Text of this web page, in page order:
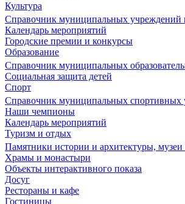
Культура
Справочник муниципальных учреждений
Календарь мероприятий
Городские премии и конкурсы
Образование
Справочник муниципальных
Социальная защита детей
Спорт
Справочник муниципальных спортивных
Наши чемпионы
Календарь мероприятий
Туризм и отдых
Памятники истории и архитектуры, музеи
Храмы и монастыри
Объекты интерактивного показа
Досуг
Рестораны и кафе
Гостиницы